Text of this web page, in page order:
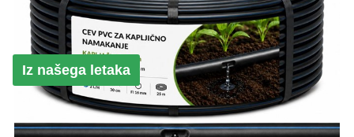
GRADNJA
ŠIROKA POTROŠNJA
ŽIVKO POMETA - OUTLET
Iz našega letaka